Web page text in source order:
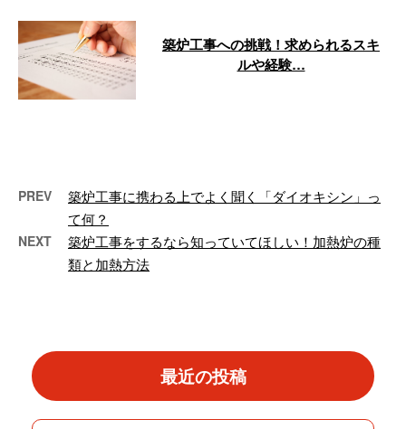
築炉工事への挑戦！求められるスキ
ルや経験…
PREV
築炉工事に携わる上でよく聞く「ダイオキシン」っ
て何？
NEXT
築炉工事をするなら知っていてほしい！加熱炉の種
類と加熱方法
最近の投稿